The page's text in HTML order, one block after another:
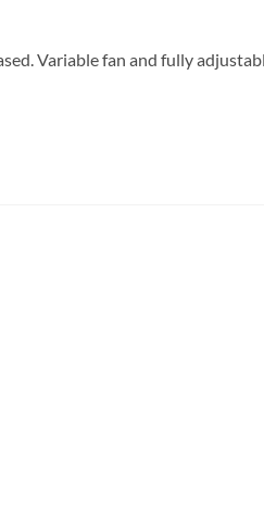
Variable fan and fully